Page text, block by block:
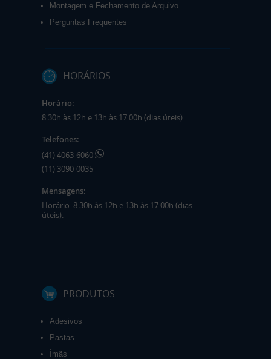
Montagem e Fechamento de Arquivo
Perguntas Frequentes
HORÁRIOS
Horário:
8:30h às 12h e 13h às 17:00h (dias úteis).
Telefones:
(41) 4063-6060
(11) 3090-0035
Mensagens:
Horário: 8:30h às 12h e 13h às 17:00h (dias
úteis).
PRODUTOS
Adesivos
Pastas
Ímãs